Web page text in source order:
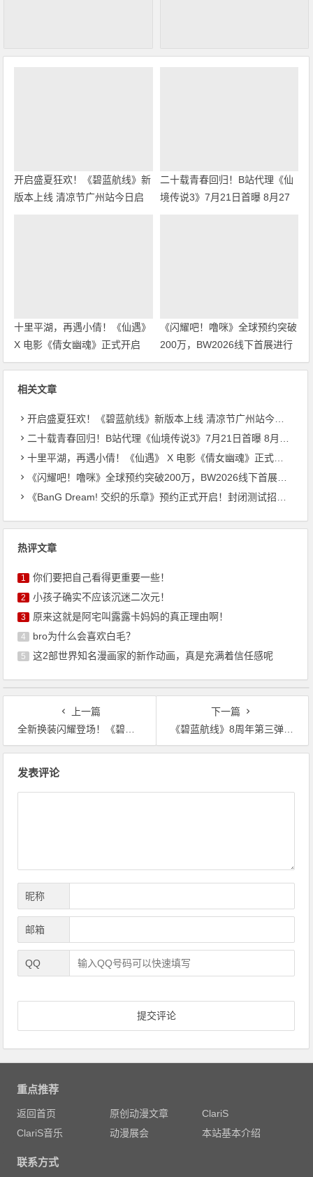
开启盛夏狂欢！《碧蓝航线》新
版本上线 清凉节广州站今日启
二十载青春回归！B站代理《仙
境传说3》7月21日首曝 8月27
十里平湖，再遇小倩！《仙遇》
X 电影《倩女幽魂》正式开启
《闪耀吧！噜咪》全球预约突破
200万，BW2026线下首展进行
中
相关文章
开启盛夏狂欢！《碧蓝航线》新版本上线 清凉节广州站今日启幕
二十载青春回归！B站代理《仙境传说3》7月21日首曝 8月27日首测开启招募
十里平湖，再遇小倩！《仙遇》 X 电影《倩女幽魂》正式开启
《闪耀吧！噜咪》全球预约突破200万，BW2026线下首展进行中
《BanG Dream! 交织的乐章》预约正式开启！封闭测试招募同步启动
热评文章
1 你们要把自己看得更重要一些！
2 小孩子确实不应该沉迷二次元！
3 原来这就是阿宅叫露露卡妈妈的真正理由啊！
4 bro为什么会喜欢白毛？
5 这2部世界知名漫画家的新作动画，真是充满着信任感呢
上一篇
全新换装闪耀登场！《碧蓝航线》8周年庆活动第二弹今日上线
下一篇
《碧蓝航线》8周年第三弹即将更新 新玩法新换装新福利一睹为快！
发表评论
昵称
邮箱
QQ
重点推荐
返回首页 原创动漫文章
ClariS
ClariS音乐
动漫展会 本站基本介绍
联系方式